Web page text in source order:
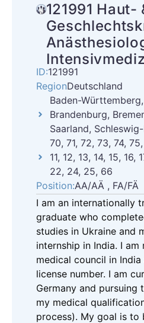
121991 Haut-
ID:121991
RegionDeutschland
Baden-
Brandenburg,
Saarland,
70, 71, 72, 73, 74,
11, 12, 13, 14, 15, 16,
22, 24, 25, 66
Position:AA/AÄ , FA/FÄ
I am an internationally
graduate who
studies in Ukraine and
internship in India. I
medical council in
license number. I am
Germany and pursuing
my medical
process). My goal is to